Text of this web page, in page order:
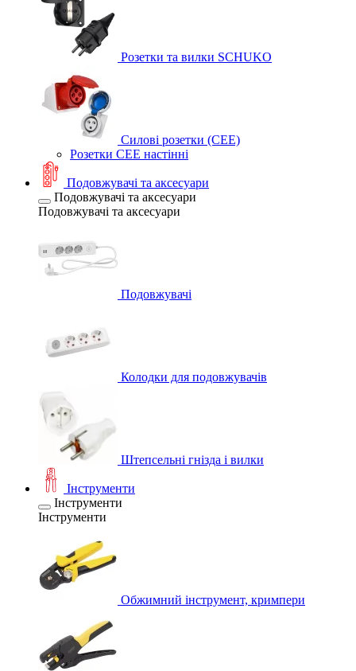
Розетки та вилки SCHUKO
Силові розетки (CEE)
Розетки CEE настінні
Подовжувачі та аксесуари
Подовжувачі та аксесуари
Подовжувачі та аксесуари
Подовжувачі
Колодки для подовжувачів
Штепсельні гнізда і вилки
Інструменти
Інструменти
Інструменти
Обжимний інструмент, кримпери